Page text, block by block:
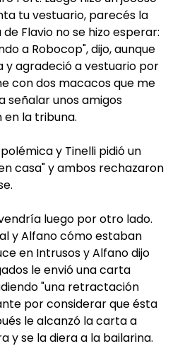
tu vestuario, parecés la
Flavio no se hizo esperar:
a Robocop", dijo, aunque
agradeció a vestuario por
con dos macacos que me
señalar unos amigos
la tribuna.
y Tinelli pidió un
casa" y ambos rechazaron
luego por otro lado.
y Alfano cómo estaban
en Intrusos y Alfano dijo
le envió una carta
"una retractación
por considerar que ésta
le alcanzó la carta a
y se la diera a la bailarina.